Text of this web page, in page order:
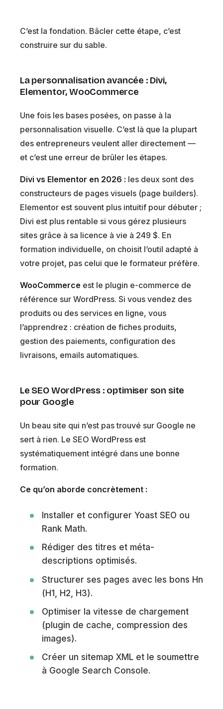
C’est la fondation. Bâcler cette étape, c’est
construire sur du sable.
La personnalisation avancée : Divi,
Elementor, WooCommerce
Une fois les bases posées, on passe à la
personnalisation visuelle. C’est là que la plupart
des entrepreneurs veulent aller directement —
et c’est une erreur de brûler les étapes.
Divi vs Elementor en 2026 : les deux sont des
constructeurs de pages visuels (page builders).
Elementor est souvent plus intuitif pour débuter ;
Divi est plus rentable si vous gérez plusieurs
sites grâce à sa licence à vie à 249 $. En
formation individuelle, on choisit l’outil adapté à
votre projet, pas celui que le formateur préfère.
WooCommerce est le plugin e-commerce de
référence sur WordPress. Si vous vendez des
produits ou des services en ligne, vous
l’apprendrez : création de fiches produits,
gestion des paiements, configuration des
livraisons, emails automatiques.
Le SEO WordPress : optimiser son site
pour Google
Un beau site qui n’est pas trouvé sur Google ne
sert à rien. Le SEO WordPress est
systématiquement intégré dans une bonne
formation.
Ce qu’on aborde concrètement :
Installer et configurer Yoast SEO ou
Rank Math.
Rédiger des titres et méta-
descriptions optimisés.
Structurer ses pages avec les bons Hn
(H1, H2, H3).
Optimiser la vitesse de chargement
(plugin de cache, compression des
images).
Créer un sitemap XML et le soumettre
à Google Search Console.